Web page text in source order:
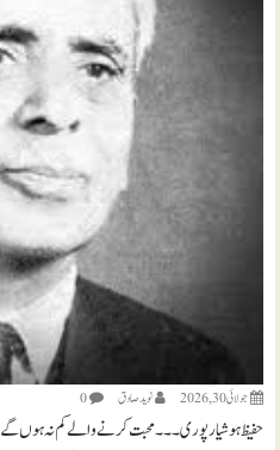
جولائی 30, 2026 نويد صادق 0
حفیظ ہوشیارپوری ۔۔۔ محبت کرنے والے کم نہ ہوں گے